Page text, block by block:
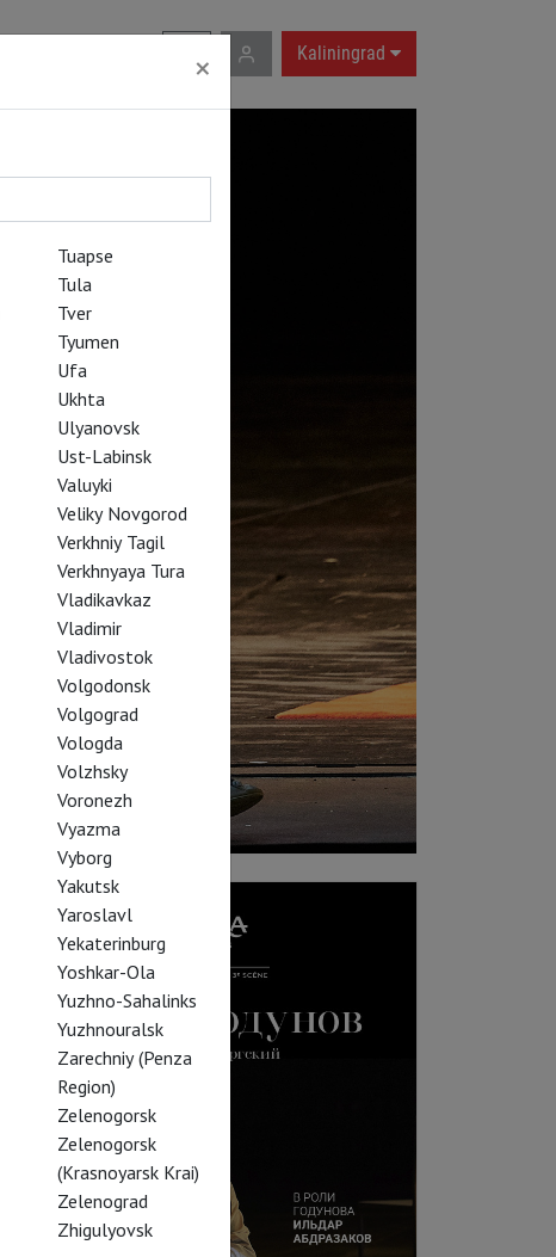
Kaliningrad
×
Tuapse
Tula
Tver
Tyumen
Ufa
Ukhta
Ulyanovsk
Ust-Labinsk
Valuyki
Veliky Novgorod
Verkhniy Tagil
Verkhnyaya Tura
Vladikavkaz
Vladimir
Vladivostok
Volgodonsk
Volgograd
Vologda
Volzhsky
Voronezh
Vyazma
Vyborg
Yakutsk
Yaroslavl
Yekaterinburg
Yoshkar-Ola
Yuzhno-Sahalinks
Yuzhnouralsk
Zarechniy (Penza
Region)
Zelenogorsk
Zelenogorsk
(Krasnoyarsk Krai)
Zelenograd
Zhigulyovsk